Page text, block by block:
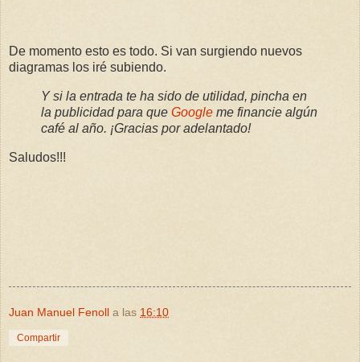
De momento esto es todo. Si van surgiendo nuevos
diagramas los iré subiendo.
Y si la entrada te ha sido de utilidad, pincha en
la publicidad para que Google me financie algún
café al año. ¡Gracias por adelantado!
Saludos!!!
Juan Manuel Fenoll a las 16:10
Compartir